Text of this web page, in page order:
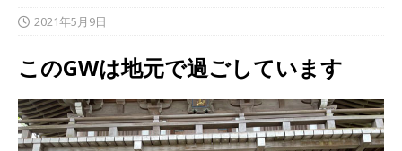
2021年5月9日
このGWは地元で過ごしています